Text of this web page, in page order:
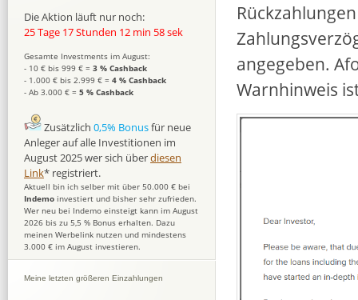
angegeben.
Warnhinweis
Die Aktion läuft nur noch:
25 Tage 17 Stunden 12 min 57 sek
Gesamte Investments im August:
- 10 € bis 999 € = 3 % Cashback
- 1.000 € bis 2.999 € = 4 % Cashback
- Ab 3.000 € = 5 % Cashback
Zusätzlich 0,5% Bonusfür neue
Anleger auf alle Investitionen im
August 2025 wer sich überdiesen
Link* registriert.
Aktuell bin ich selber mit über 50.000 € bei
Indemo investiert und bisher sehr zufrieden.
Wer neu bei Indemo einsteigt kann im August
2026 bis zu 5,5 % Bonus erhalten. Dazu
meinen Werbelink nutzen und mindestens
3.000 € im August investieren.
Meine letzten größeren Einzahlungen